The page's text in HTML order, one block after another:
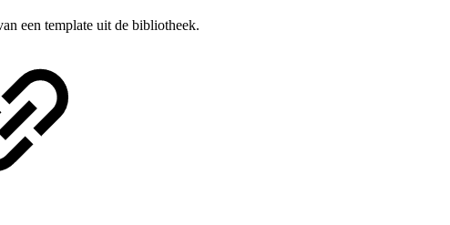
een template uit de bibliotheek.